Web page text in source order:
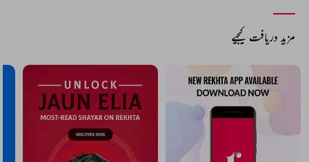
مزید دریافت کیجیے